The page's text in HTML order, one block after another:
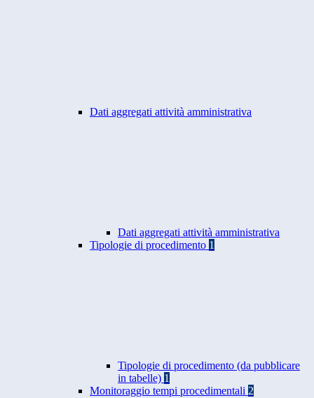
Dati aggregati attività amministrativa
Dati aggregati attività amministrativa
Tipologie di procedimento 1
Tipologie di procedimento (da pubblicare
in tabelle) 1
Monitoraggio tempi procedimentali 2